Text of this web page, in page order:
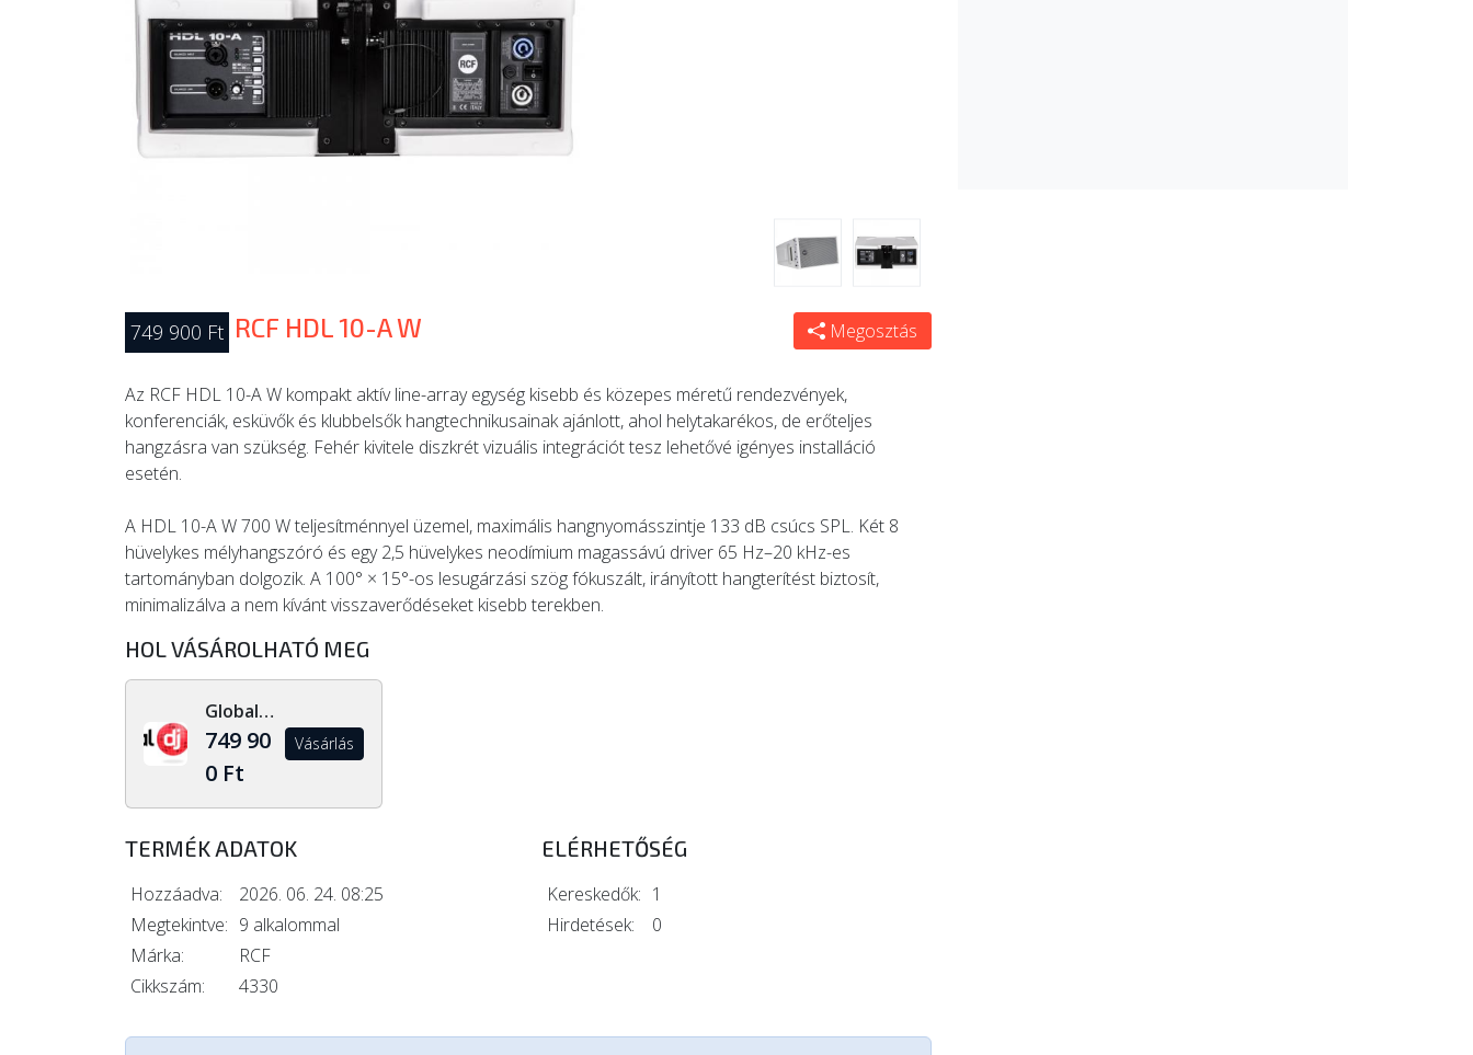
749 900 Ft RCF HDL 10-A W Megosztás
Az RCF HDL 10-A W kompakt aktív line-array egység kisebb és közepes méretű rendezvények,
konferenciák, esküvők és klubbelsők hangtechnikusainak ajánlott, ahol helytakarékos, de erőteljes
hangzásra van szükség. Fehér kivitele diszkrét vizuális integrációt tesz lehetővé igényes installáció
esetén.
A HDL 10-A W 700 W teljesítménnyel üzemel, maximális hangnyomásszintje 133 dB csúcs SPL. Két 8
hüvelykes mélyhangszóró és egy 2,5 hüvelykes neodímium magassávú driver 65 Hz–20 kHz-es
tartományban dolgozik. A 100° × 15°-os lesugárzási szög fókuszált, irányított hangterítést biztosít,
minimalizálva a nem kívánt visszaverődéseket kisebb terekben.
HOL VÁSÁROLHATÓ MEG
Global Dj Shop
749 90
0 Ft
Vásárlás
TERMÉK ADATOK
Hozzáadva:
2026. 06. 24. 08:25
Megtekintve: 9 alkalommal
Márka:
RCF
Cikkszám:
4330
ELÉRHETŐSÉG
Kereskedők: 1
Hirdetések:
0